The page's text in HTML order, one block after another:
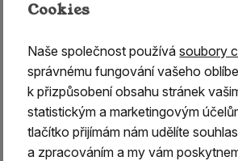
Cookies
Naše společnost používásoubory
správnému fungování vašeho
k přizpůsobení obsahu stránek
statistickým a marketingovým
tlačítko přijímám nám udělíte
a zpracováním a my vám